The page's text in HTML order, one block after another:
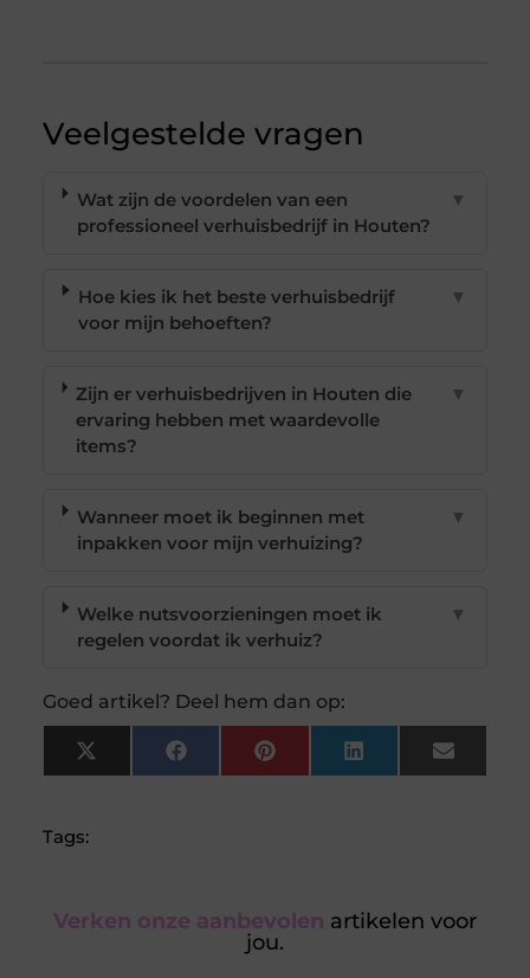
Veelgestelde vragen
Wat zijn de voordelen van een
professioneel verhuisbedrijf in Houten?
▼
Hoe kies ik het beste verhuisbedrijf
voor mijn behoeften?
▼
Zijn er verhuisbedrijven in Houten die
ervaring hebben met waardevolle
items?
▼
Wanneer moet ik beginnen met
inpakken voor mijn verhuizing?
▼
Welke nutsvoorzieningen moet ik
regelen voordat ik verhuiz?
▼
Goed artikel? Deel hem dan op:
X
(Twitter)
FacebookPinterest LinkedIn Email
Tags:
Verken onze aanbevolen artikelen voor
jou.